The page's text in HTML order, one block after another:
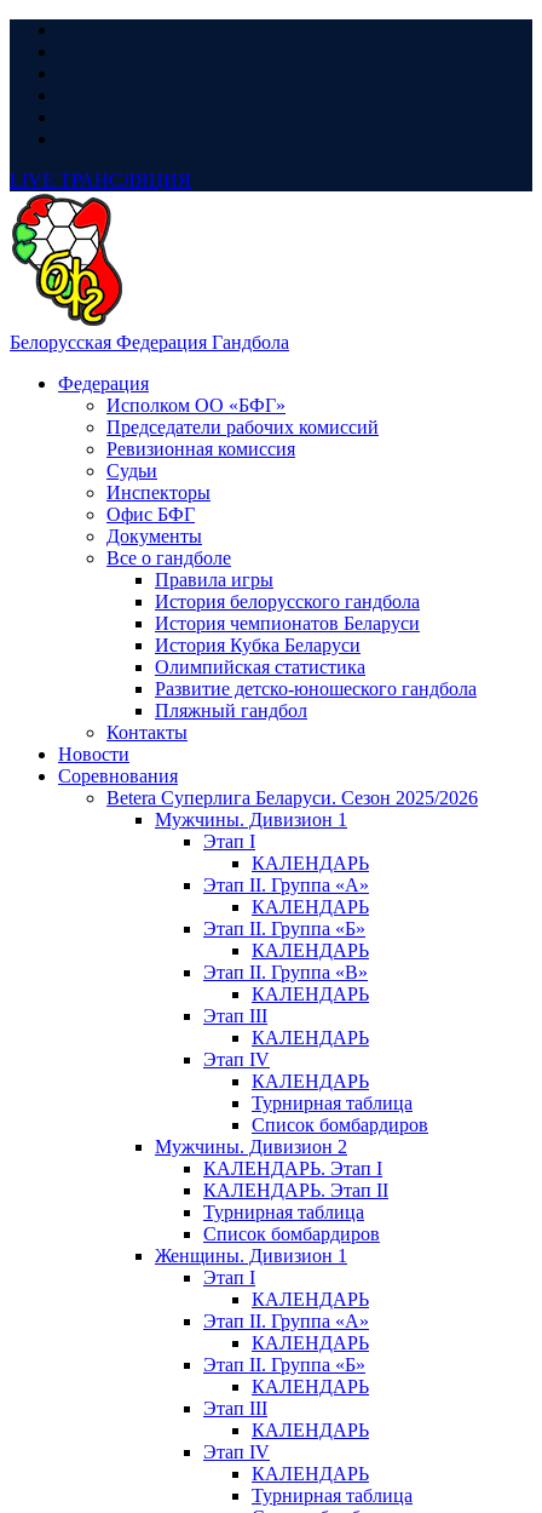
LIVE ТРАНСЛЯЦИЯ
Белорусская Федерация Гандбола
Федерация
Исполком ОО «БФГ»
Председатели рабочих комиссий
Ревизионная комиссия
Судьи
Инспекторы
Офис БФГ
Документы
Все о гандболе
Правила игры
История белорусского гандбола
История чемпионатов Беларуси
История Кубка Беларуси
Олимпийская статистика
Развитие детско-юношеского гандбола
Пляжный гандбол
Контакты
Новости
Соревнования
Betera Суперлига Беларуси. Сезон 2025/2026
Мужчины. Дивизион 1
Этап I
КАЛЕНДАРЬ
Этап II. Группа «А»
КАЛЕНДАРЬ
Этап II. Группа «Б»
КАЛЕНДАРЬ
Этап II. Группа «В»
КАЛЕНДАРЬ
Этап III
КАЛЕНДАРЬ
Этап IV
КАЛЕНДАРЬ
Турнирная таблица
Список бомбардиров
Мужчины. Дивизион 2
КАЛЕНДАРЬ. Этап I
КАЛЕНДАРЬ. Этап II
Турнирная таблица
Список бомбардиров
Женщины. Дивизион 1
Этап I
КАЛЕНДАРЬ
Этап II. Группа «А»
КАЛЕНДАРЬ
Этап II. Группа «Б»
КАЛЕНДАРЬ
Этап III
КАЛЕНДАРЬ
Этап IV
КАЛЕНДАРЬ
Турнирная таблица